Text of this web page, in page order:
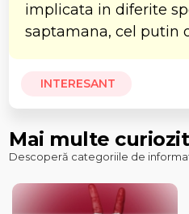
implicata in diferite
saptamana, cel putin
INTERESANT
Mai multe
Descoperă categoriile de